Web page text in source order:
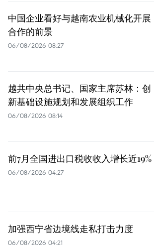
中国企业看好与越南农业机械化开展
合作的前景
06/08/2026 08:27
越共中央总书记、国家主席苏林：创
新基础设施规划和发展组织工作
06/08/2026 08:14
前7月全国进出口税收收入增长近19%
06/08/2026 04:27
加强西宁省边境线走私打击力度
06/08/2026 04:21